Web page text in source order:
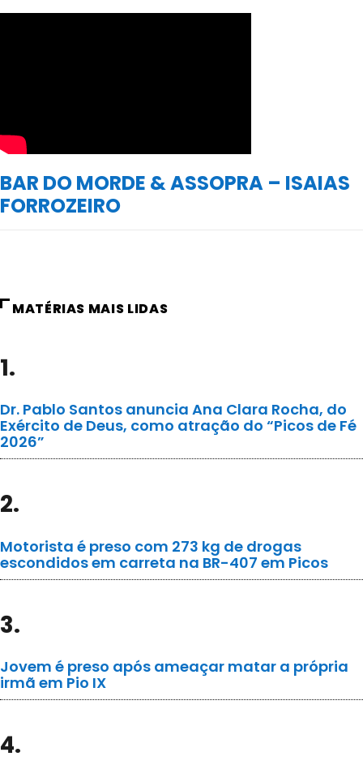
BAR DO MORDE & ASSOPRA – ISAIAS
FORROZEIRO
MATÉRIAS MAIS LIDAS
1.
Dr. Pablo Santos anuncia Ana Clara Rocha, do
Exército de Deus, como atração do “Picos de Fé
2026”
2.
Motorista é preso com 273 kg de drogas
escondidos em carreta na BR-407 em Picos
3.
Jovem é preso após ameaçar matar a própria
irmã em Pio IX
4.